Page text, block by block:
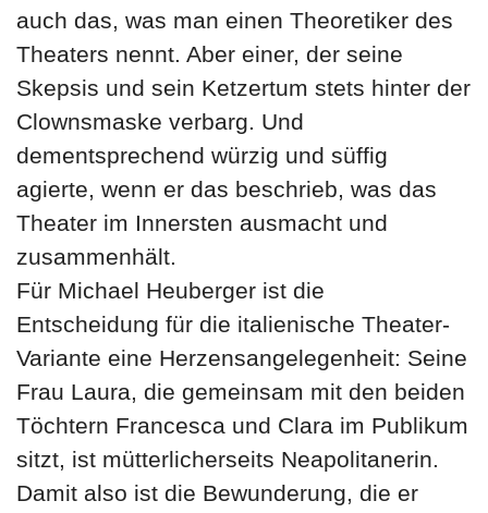
auch das, was man einen Theoretiker des
Theaters nennt. Aber einer, der seine
Skepsis und sein Ketzertum stets hinter der
Clownsmaske verbarg. Und
dementsprechend würzig und süffig
agierte, wenn er das beschrieb, was das
Theater im Innersten ausmacht und
zusammenhält.
Für Michael Heuberger ist die
Entscheidung für die italienische Theater-
Variante eine Herzensangelegenheit: Seine
Frau Laura, die gemeinsam mit den beiden
Töchtern Francesca und Clara im Publikum
sitzt, ist mütterlicherseits Neapolitanerin.
Damit also ist die Bewunderung, die er